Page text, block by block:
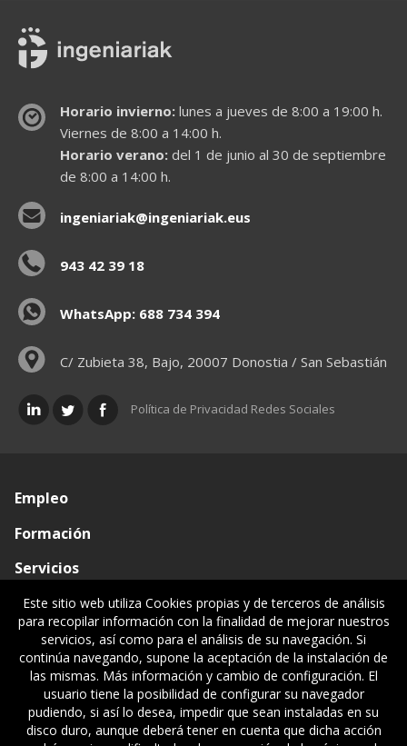
Horario invierno:lunes a jueves de 8:00 a 19:00 h.
Viernes de 8:00 a 14:00 h.
Horario verano:del 1 de junio al 30 de septiembre
de 8:00 a 14:00 h.
ingeniariak@ingeniariak.eus
943 42 39 18
WhatsApp: 688 734 394
C/ Zubieta 38, Bajo, 20007 Donostia / San Sebastián
Política de Privacidad Redes Sociales
Empleo
Formación
Servicios
Conócenos
Visado de documentos
Ventanilla única
Políticas legales
Este sitio web utiliza Cookies propias y de terceros de análisis
para recopilar información con la finalidad de mejorar nuestros
servicios, así como para el análisis de su navegación. Si
continúa navegando, supone la aceptación de la instalación de
las mismas. Más información y cambio de configuración. El
usuario tiene la posibilidad de configurar su navegador
pudiendo, si así lo desea, impedir que sean instaladas en su
disco duro, aunque deberá tener en cuenta que dicha acción